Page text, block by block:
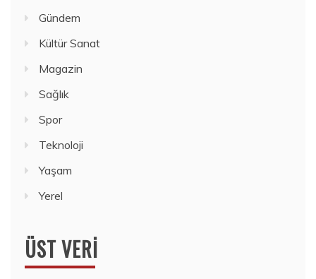
Gündem
Kültür Sanat
Magazin
Sağlık
Spor
Teknoloji
Yaşam
Yerel
ÜST VERI